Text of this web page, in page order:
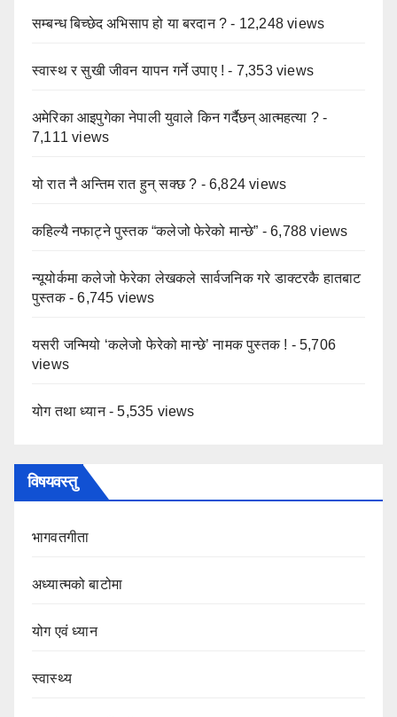
सम्बन्ध बिच्छेद अभिसाप हो या बरदान ? - 12,248 views
स्वास्थ र सुखी जीवन यापन गर्ने उपाए ! - 7,353 views
अमेरिका आइपुगेका नेपाली युवाले किन गर्दैछन् आत्महत्या ? -
7,111 views
यो रात नै अन्तिम रात हुन् सक्छ ? - 6,824 views
कहिल्यै नफाट्ने पुस्तक “कलेजो फेरेको मान्छे” - 6,788 views
न्यूयोर्कमा कलेजो फेरेका लेखकले सार्वजनिक गरे डाक्टरकै हातबाट
पुस्तक- 6,745 views
यसरी जन्मियो ‘कलेजो फेरेको मान्छे’ नामक पुस्तक ! - 5,706
views
योग तथा ध्यान- 5,535 views
विषयवस्तु
भागवतगीता
अध्यात्मको बाटोमा
योग एवं ध्यान
स्वास्थ्य